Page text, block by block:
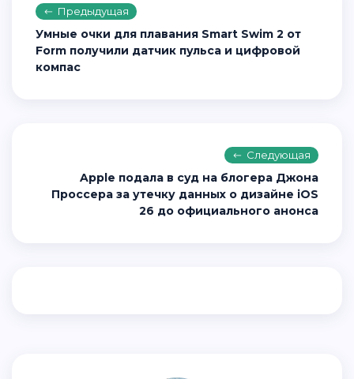
Предыдущая
Умные очки для плавания Smart Swim 2 от
Form получили датчик пульса и цифровой
компас
Следующая
Apple подала в суд на блогера Джона
Проссера за утечку данных о дизайне iOS
26 до официального анонса